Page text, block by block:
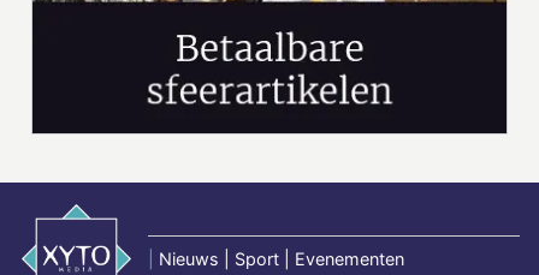
Nieuws | Sport | Evenementen